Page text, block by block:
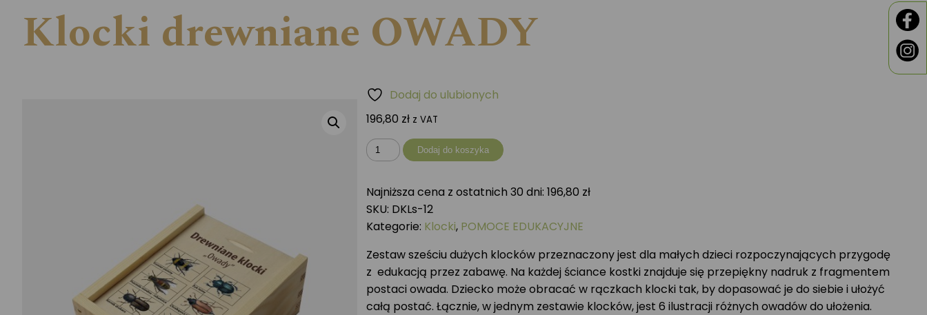
Klocki drewniane OWADY
196,80 zł z VAT
ilość
Klocki
OWADY
Dodaj do koszyka
Dodaj do ulubionych
Najniższa cena z ostatnich 30 dni:196,80 zł
SKU: DKLs-12
Kategorie: Klocki, POMOCE EDUKACYJNE
Zestaw sześciu dużych klocków przeznaczony jest dla małych dzieci rozpoczynających przygodę
z edukacją przez zabawę. Na każdej ściance kostki znajduje się przepiękny nadruk z fragmentem
postaci owada. Dziecko może obracać w rączkach klocki tak, by dopasować je do siebie i ułożyć
całą postać. Łącznie, w jednym zestawie klocków, jest 6 ilustracji różnych owadów do ułożenia.